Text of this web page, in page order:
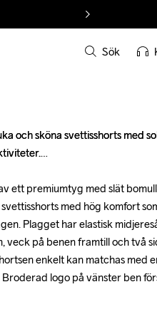
Sök
och sköna svettisshorts med
ett premiumtyg med slät
med hög komfort
Plagget har elastisk
veck på benen framtill och två
enkelt kan matchas med
logo på vänster ben
och sköna svettisshorts med
ett premiumtyg med slät
med hög komfort
Plagget har elastisk
veck på benen framtill och två
enkelt kan matchas med
logo på vänster ben